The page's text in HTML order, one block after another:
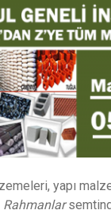
yapı
Rahmanlar